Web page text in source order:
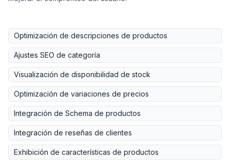
Optimización de descripciones de productos
Ajustes SEO de categoría
Visualización de disponibilidad de stock
Optimización de variaciones de precios
Integración de Schema de productos
Integración de reseñas de clientes
Exhibición de características de productos